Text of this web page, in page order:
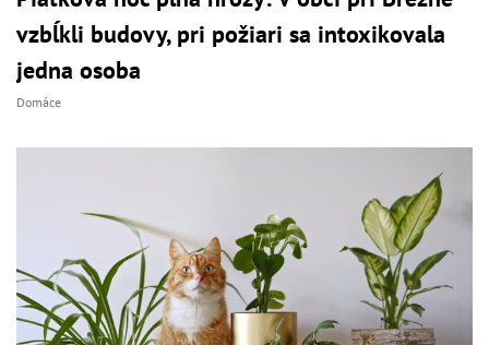
vzbĺkli budovy, pri požiari sa intoxikovala
jedna osoba
Domáce